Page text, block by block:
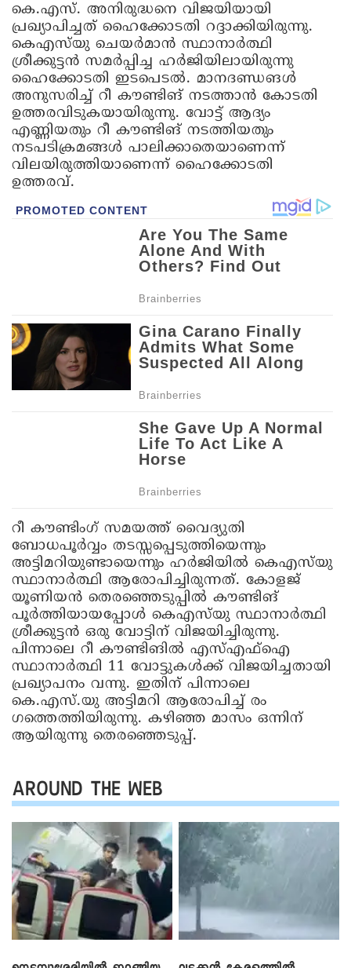
കെ.എസ്. അനിരുദ്ധനെ വിജയിയായി
പ്രഖ്യാപിച്ചത് ഹൈക്കോടതി റദ്ദാക്കിയിരുന്നു.
കെഎസ്‌യു ചെയർമാൻ സ്ഥാനാർത്ഥി
ശ്രീക്കുട്ടൻ സമർപ്പിച്ച ഹർജിയിലായിരുന്നു
ഹൈക്കോടതി ഇടപെടൽ. മാനദണ്ഡങൾ
അനുസരിച്ച് റീ കൗണ്ടിങ് നടത്താൻ കോടതി
ഉത്തരവിടുകയായിരുന്നു. വോട്ട് ആദ്യം
എണ്ണിയതും റീ കൗണ്ടിങ് നടത്തിയതും
നടപടിക്രമങ്ങൾ പാലിക്കാതെയാണെന്ന്
വിലയിരുത്തിയാണെന്ന് ഹൈക്കോടതി
ഉത്തരവ്.
റീ കൗണ്ടിംഗ് സമയത്ത് വൈദ്യുതി
ബോധപൂർവ്വം തടസ്സപ്പെടുത്തിയെന്നും
അട്ടിമറിയുണ്ടായെന്നും ഹ‍ർജിയിൽ കെഎസ്‌യു
സ്ഥാനാർത്ഥി ആരോപിച്ചിരുന്നത്. കോളജ്
യൂണിയൻ തെരഞ്ഞെടുപ്പിൽ കൗണ്ടിങ്
പൂർത്തിയായപ്പോൾ കെഎസ്‌യു സ്ഥാനാർത്ഥി
ശ്രീക്കുട്ടൻ ഒരു വോട്ടിന് വിജയിച്ചിരുന്നു.
പിന്നാലെ റീ കൗണ്ടിങിൽ എസ്എഫ്‌ഐ
സ്ഥാനാർത്ഥി 11 വോട്ടുകൾക്ക് വിജയിച്ചതായി
പ്രഖ്യാപനം വന്നു. ഇതിന് പിന്നാലെ
കെ.എസ്.യു അട്ടിമറി ആരോപിച്ച് രം​
ഗത്തെത്തിയിരുന്നു. കഴിഞ്ഞ മാസം ഒന്നിന്
ആയിരുന്നു തെരഞ്ഞെടുപ്പ്.
AROUND THE WEB